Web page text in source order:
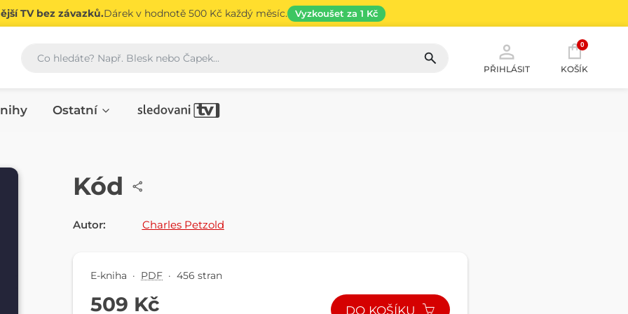
TV bez závazků.Dárek v hodnotě 500 Kč každý měsíc. Vyzkoušet za 1 Kč
Vyhledávání
PŘIHLÁSIT
0
KOŠÍK
Ostatní
E-KNIHA
Kód
Autor: Charles Petzold
E-kniha · PDF · 456 stran
509 Kč DO KOŠÍKU